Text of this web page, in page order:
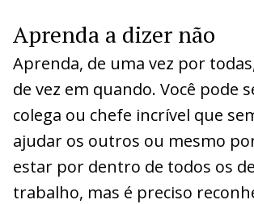
Aprenda a dizer não
Aprenda, de uma vez por
de vez em quando. Você pode
colega ou chefe incrível que
ajudar os outros ou mesmo
estar por dentro de todos os
trabalho, mas é preciso